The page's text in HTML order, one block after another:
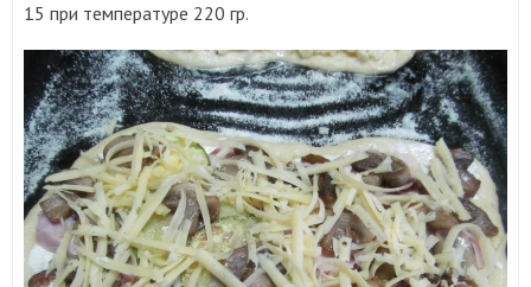
15 при температуре 220 гр.